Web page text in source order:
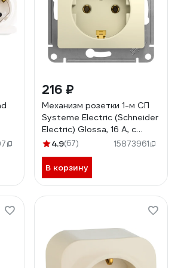
216 ₽
Механизм розетки 1-м СП
Systeme Electric (Schneider
Electric) Glossa, 16 А, с
заземлением, бежевый,
4.9(67) 15873961
В корзину